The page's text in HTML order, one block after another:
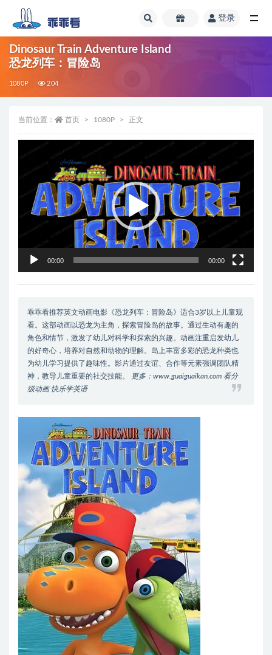
登录
Dinosaur Train Adventure Island
恐龙列车：冒险岛
1080P 204
当前位置： 首页 1080P 正文
00:00 00:00
乖乖看推荐英文动画电影《恐龙列车：冒险岛》适合3岁以上儿童观
看。这部动画以恐龙为主角，探索冒险岛的故事。通过生动有趣的
角色和情节，激发了幼儿对科学和探索的兴趣。动画注重启发幼儿
的好奇心，培养对自然和动物的理解。岛上丰富多彩的恐龙种类也
为幼儿学习提供了趣味性。影片通过友谊、合作等元素强调团队精
神，教导儿童重要的社交技能。
更多：www.guaiguaikan.com 看分
级动画 快乐学英语